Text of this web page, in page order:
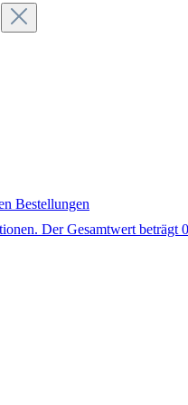
Bestellungen
Der Gesamtwert beträgt